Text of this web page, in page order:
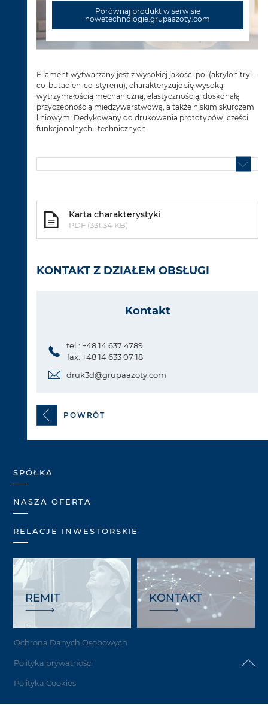
Porównaj produkt w serwisie
nowetechnologie.grupaazoty.com
Filament wytwarzany jest z wysokiej jakości poli(akrylonitryl-
co-butadien-co-styrenu), charakteryzuje się wysoką
wytrzymałością mechaniczną, elastycznością, doskonałą
przyczepnością międzywarstwową, a także niskim skurczem
liniowym. Dedykowany do drukowania prototypów, części
funkcjonalnych i technicznych.
Karta charakterystyki
PDF (331.34 KB)
KONTAKT Z DZIAŁEM OBSŁUGI
Kontakt
tel.: +48 14 637 4789
fax: +48 14 633 07 18
druk3d@grupaazoty.com
POWRÓT
SPÓŁKA
NASZA OFERTA
RELACJE INWESTORSKIE
REMIT KONTAKT
Ochrona Danych Osobowych
Polityka prywatności
Polityka Cookies